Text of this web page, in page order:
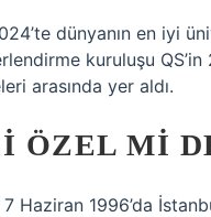
dünyanın en iyi
kuruluşu
arasında yer aldı.
ÖZEL MI
Haziran 1996’da